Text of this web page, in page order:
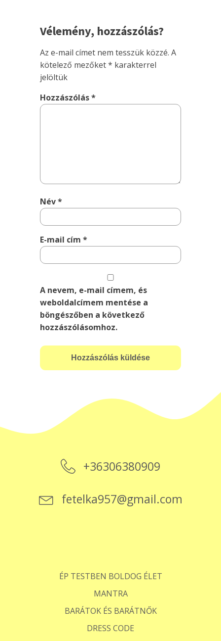
Vélemény, hozzászólás?
Az e-mail címet nem tesszük közzé. A
kötelező mezőket* karakterrel
jelöltük
Hozzászólás*
Név*
E-mail cím*
A nevem, e-mail címem, és
weboldalcímem mentése a
böngészőben a következő
hozzászólásomhoz.
+36306380909
fetelka957@gmail.com
ÉP TESTBEN BOLDOG ÉLET
MANTRA
BARÁTOK ÉS BARÁTNŐK
DRESS CODE